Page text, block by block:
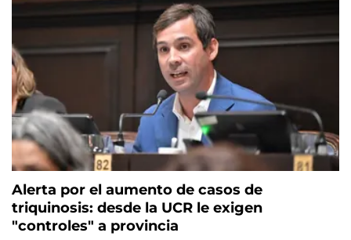
Alerta por el aumento de casos de
triquinosis: desde la UCR le exigen
"controles" a provincia